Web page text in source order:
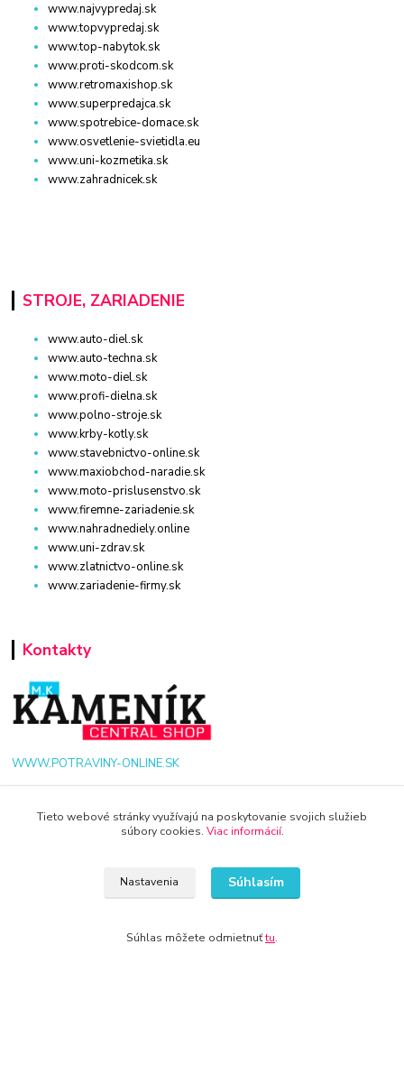
www.najvypredaj.sk
www.topvypredaj.sk
www.top-nabytok.sk
www.proti-skodcom.sk
www.retromaxishop.sk
www.superpredajca.sk
www.spotrebice-domace.sk
www.osvetlenie-svietidla.eu
www.uni-kozmetika.sk
www.zahradnicek.sk
STROJE, ZARIADENIE
www.auto-diel.sk
www.auto-techna.sk
www.moto-diel.sk
www.profi-dielna.sk
www.polno-stroje.sk
www.krby-kotly.sk
www.stavebnictvo-online.sk
www.maxiobchod-naradie.sk
www.moto-prislusenstvo.sk
www.firemne-zariadenie.sk
www.nahradnediely.online
www.uni-zdrav.sk
www.zlatnictvo-online.sk
www.zariadenie-firmy.sk
Kontakty
WWW.POTRAVINY-ONLINE.SK
+421 940 949 000
Tieto webové stránky využívajú na poskytovanie svojich služieb
súbory cookies. Viac informácií.
Nastavenia Súhlasím
Súhlas môžete odmietnuťtu.